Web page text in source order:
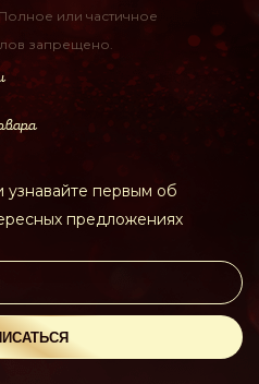
Полное или частичное
запрещено.
первым об
предложениях